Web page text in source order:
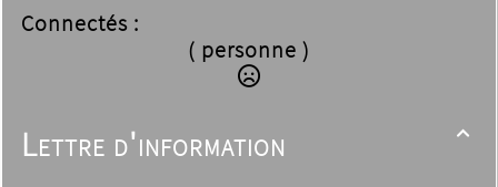
Connectés :
( personne )

Lettre d'information